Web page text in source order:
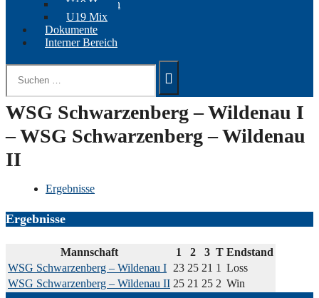
U19 Herren
U19 Mix
Dokumente
Interner Bereich
Suchen
nach:
WSG Schwarzenberg – Wildenau I
– WSG Schwarzenberg – Wildenau
II
Ergebnisse
Ergebnisse
Mannschaft 1 2 3 T Endstand
WSG Schwarzenberg – Wildenau I 23 25 21 1 Loss
WSG Schwarzenberg – Wildenau II 25 21 25 2 Win